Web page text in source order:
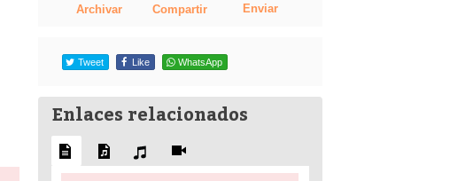
Archivar Compartir Enviar
Tweet Like WhatsApp
Enlaces relacionados